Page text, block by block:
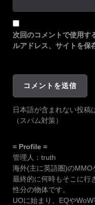
次回のコメントで使用す
ルアドレス、サイトを保
日本語が含まれない投稿
（スパム対策）
= Profile =
管理人：truth
海外(主に英語圏)のMMO
最終的に何時もそこに行
性分の物体です。
UOに始まり、EQや